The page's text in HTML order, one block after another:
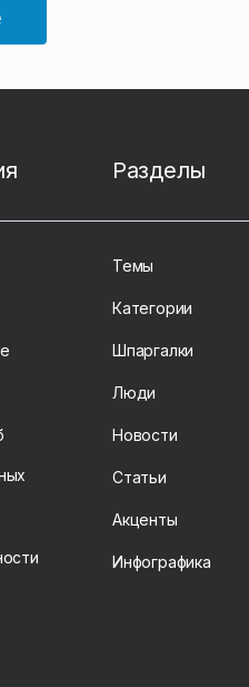
Разделы
Темы
Категории
Шпаргалки
Люди
Новости
Статьи
Акценты
Инфографика